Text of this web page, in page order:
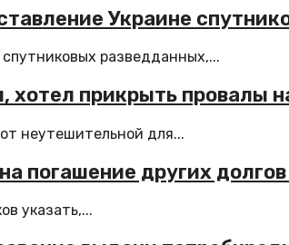
Украине
разведданных,...
прикрыть провалы
неутешительной для...
погашение других
указать,...